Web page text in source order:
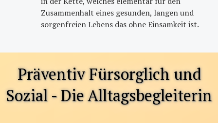
Zusammenhalt eines gesunden, langen und
sorgenfreien Lebens das ohne Einsamkeit ist.
Präventiv Fürsorglich und
Sozial - Die Alltagsbegleiterin